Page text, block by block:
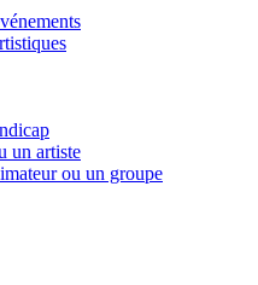
un artiste
ou un groupe